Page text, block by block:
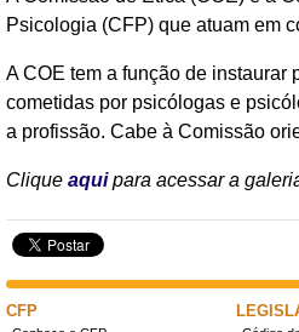
Psicologia (CFP) que atuam em
A COE tem a função de instaurar
cometidas por psicólogas e
a profissão. Cabe à Comissão
Clique aquipara acessar a
CFP